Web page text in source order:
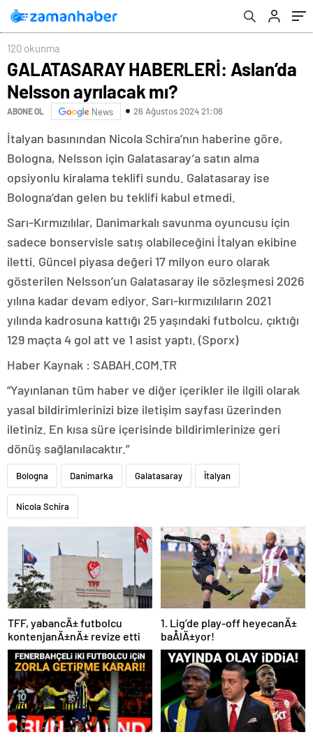
120 okunma
GALATASARAY HABERLERİ: Aslan’da
Nelsson ayrılacak mı?
ABONE OL News 26 Ağustos 2024 21:06
İtalyan basınından Nicola Schira’nın haberine göre,
Bologna, Nelsson için Galatasaray’a satın alma
opsiyonlu kiralama teklifi sundu. Galatasaray ise
Bologna’dan gelen bu teklifi kabul etmedi.
Sarı-Kırmızılılar, Danimarkalı savunma oyuncusu için
sadece bonservisle satış olabileceğini İtalyan ekibine
iletti. Güncel piyasa değeri 17 milyon euro olarak
gösterilen Nelsson’un Galatasaray ile sözleşmesi 2026
yılına kadar devam ediyor. Sarı-kırmızılıların 2021
yılında kadrosuna kattığı 25 yaşındaki futbolcu, çıktığı
129 maçta 4 gol att ve 1 asist yaptı. (Sporx)
Haber Kaynak : SABAH.COM.TR
“Yayınlanan tüm haber ve diğer içerikler ile ilgili olarak
yasal bildirimlerinizi bize iletişim sayfası üzerinden
iletiniz. En kısa süre içerisinde bildirimlerinize geri
dönüş sağlanılacaktır.”
Bologna Danimarka Galatasaray İtalyan
Nicola Schira
TFF, yabancÄ± futbolcu
kontenjanÄ±nÄ± revize etti
1. Lig’de play-off heyecanÄ±
baÅlÄ±yor!